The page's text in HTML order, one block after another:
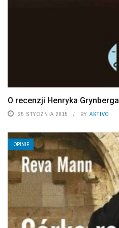
O recenzji Henryka Grynberga
25 STYCZNIA 2015 BY AKTIVO
OPINIE